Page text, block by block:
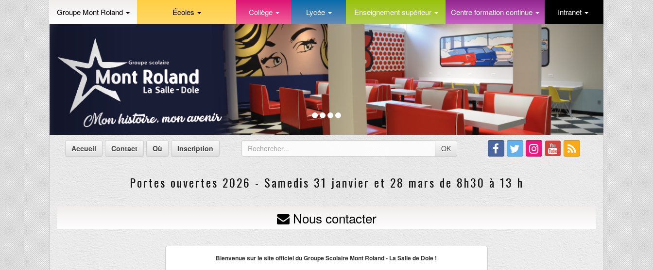
Groupe Mont Roland Écoles Collège Lycée Enseignement supérieur Centre formation continue Intranet
Accueil Contact Où Inscription OK
Portes ouvertes 2026 - Samedis 31 janvier et 28 mars de 8h30 à 13 h
Nous contacter
Bienvenue sur le site officiel du Groupe Scolaire Mont Roland - La Salle de Dole !